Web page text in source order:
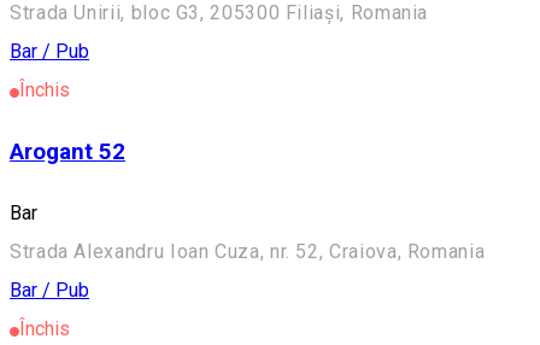
Strada Unirii, bloc G3, 205300 Filiași, Romania
Bar / Pub
Închis
Arogant 52
Bar
Strada Alexandru Ioan Cuza, nr. 52, Craiova, Romania
Bar / Pub
Închis